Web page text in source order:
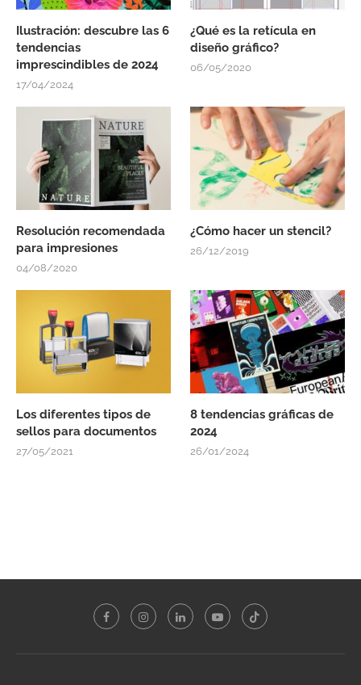
Ilustración: descubre las 6
tendencias
imprescindibles de 2024
17/04/2024
¿Qué es la retícula en
diseño gráfico?
06/05/2020
Resolución recomendada
para impresiones
04/08/2020
¿Cómo hacer un stencil?
26/12/2019
Los diferentes tipos de
sellos para documentos
27/05/2021
8 tendencias gráficas de
2024
26/01/2024